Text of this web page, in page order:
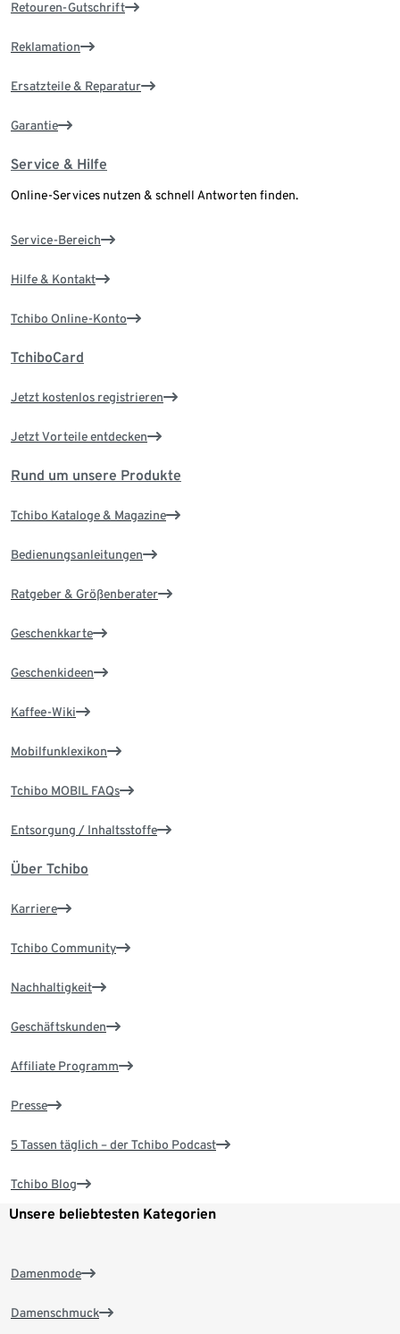
Retouren-Gutschrift
Reklamation
Ersatzteile & Reparatur
Garantie
Service & Hilfe
Online-Services nutzen & schnell Antworten finden.
Service-Bereich
Hilfe & Kontakt
Tchibo Online-Konto
TchiboCard
Jetzt kostenlos registrieren
Jetzt Vorteile entdecken
Rund um unsere Produkte
Tchibo Kataloge & Magazine
Bedienungsanleitungen
Ratgeber & Größenberater
Geschenkkarte
Geschenkideen
Kaffee-Wiki
Mobilfunklexikon
Tchibo MOBIL FAQs
Entsorgung / Inhaltsstoffe
Über Tchibo
Karriere
Tchibo Community
Nachhaltigkeit
Geschäftskunden
Affiliate Programm
Presse
5 Tassen täglich – der Tchibo Podcast
Tchibo Blog
Unsere beliebtesten Kategorien
Damenmode
Damenschmuck